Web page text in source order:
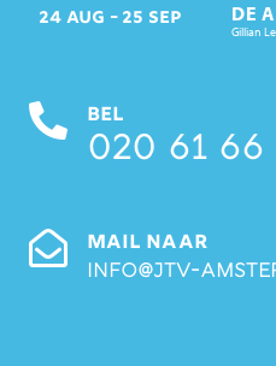
24 AUG 25 SEP DE
Gillian
BEL
020 61 66
MAIL NAAR
info@jtv-